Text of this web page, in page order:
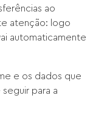
ao
atenção: logo
automaticamente
e os dados que
para a